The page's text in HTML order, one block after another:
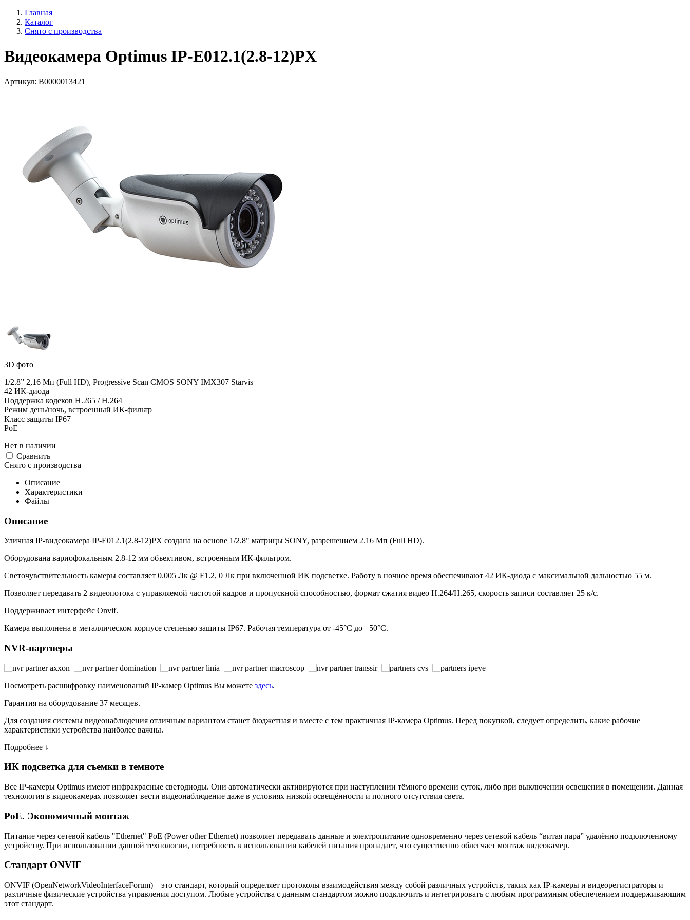
Главная
Каталог
Снято с производства
Видеокамера Optimus IP-E012.1(2.8-12)PX
Артикул: В0000013421
3D фото
1/2.8” 2,16 Мп (Full HD), Progressive Scan CMOS SONY IMX307 Starvis
42 ИК-диода
Поддержка кодеков H.265 / H.264
Режим день/ночь, встроенный ИК-фильтр
Класс защиты IР67
PoE
Нет в наличии
Cравнить
Снято с производства
Описание
Характеристики
Файлы
Описание
Уличная IP-видеокамера IP-E012.1(2.8-12)PX создана на основе 1/2.8" матрицы SONY, разрешением 2.16 Мп (Full HD).
Оборудована вариофокальным 2.8-12 мм объективом, встроенным ИК-фильтром.
Светочувствительность камеры составляет 0.005 Лк @ F1.2, 0 Лк при включенной ИК подсветке. Работу в ночное время обеспечивают 42 ИК-диода с максимальной дальностью 55 м.
Позволяет передавать 2 видеопотока с управляемой частотой кадров и пропускной способностью, формат сжатия видео H.264/H.265, скорость записи составляет 25 к/с.
Поддерживает интерфейс Onvif.
Камера выполнена в металлическом корпусе степенью защиты IP67. Рабочая температура от -45°С до +50°С.
NVR-партнеры
Посмотреть расшифровку наименований IP-камер Optimus Вы можете здесь.
Гарантия на оборудование 37 месяцев.
Для создания системы видеонаблюдения отличным вариантом станет бюджетная и вместе с тем практичная IP-камера Optimus. Перед покупкой, следует определить, какие рабочие
характеристики устройства наиболее важны.
Подробнее ↓
ИК подсветка для съемки в темноте
Все IP-камеры Optimus имеют инфракрасные светодиоды. Они автоматически активируются при наступлении тёмного времени суток, либо при выключении освещения в помещении. Данная
технология в видеокамерах позволяет вести видеонаблюдение даже в условиях низкой освещённости и полного отсутствия света.
PoE. Экономичный монтаж
Питание через сетевой кабель "Ethernet" PoE (Power other Ethernet) позволяет передавать данные и электропитание одновременно через сетевой кабель “витая пара” удалённо подключенному
устройству. При использовании данной технологии, потребность в использовании кабелей питания пропадает, что существенно облегчает монтаж видеокамер.
Стандарт ONVIF
ONVIF (OpenNetworkVideoInterfaceForum) – это стандарт, который определяет протоколы взаимодействия между собой различных устройств, таких как IP-камеры и видеорегистраторы и
различные физические устройства управления доступом. Любые устройства с данным стандартом можно подключить и интегрировать с любым программным обеспечением поддерживающим
этот стандарт.